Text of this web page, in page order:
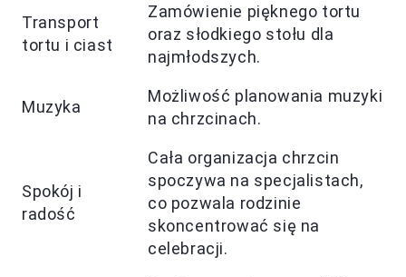
Transport
tortu i ciast
Zamówienie pięknego tortu
oraz słodkiego stołu dla
najmłodszych.
Muzyka
Możliwość planowania muzyki
na chrzcinach.
Spokój i
radość
Cała organizacja chrzcin
spoczywa na specjalistach,
co pozwala rodzinie
skoncentrować się na
celebracji.